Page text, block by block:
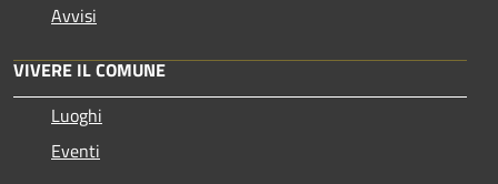
Avvisi
VIVERE IL COMUNE
Luoghi
Eventi